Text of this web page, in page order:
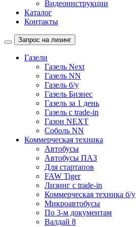
Видеоинструкции
Каталог
Контакты
Запрос на лизинг
Газели
Газель Next
Газель NN
Газель б/у
Газель Бизнес
Газель за 1 день
Газель с trade-in
Газон NEXT
Соболь NN
Коммерческая техника
Автобусы
Автобусы ПАЗ
Для стартапов
FAW Tiger
Лизинг с trade-in
Коммерческая техника б/у
Микроавтобусы
По 3-м документам
Валдай 8